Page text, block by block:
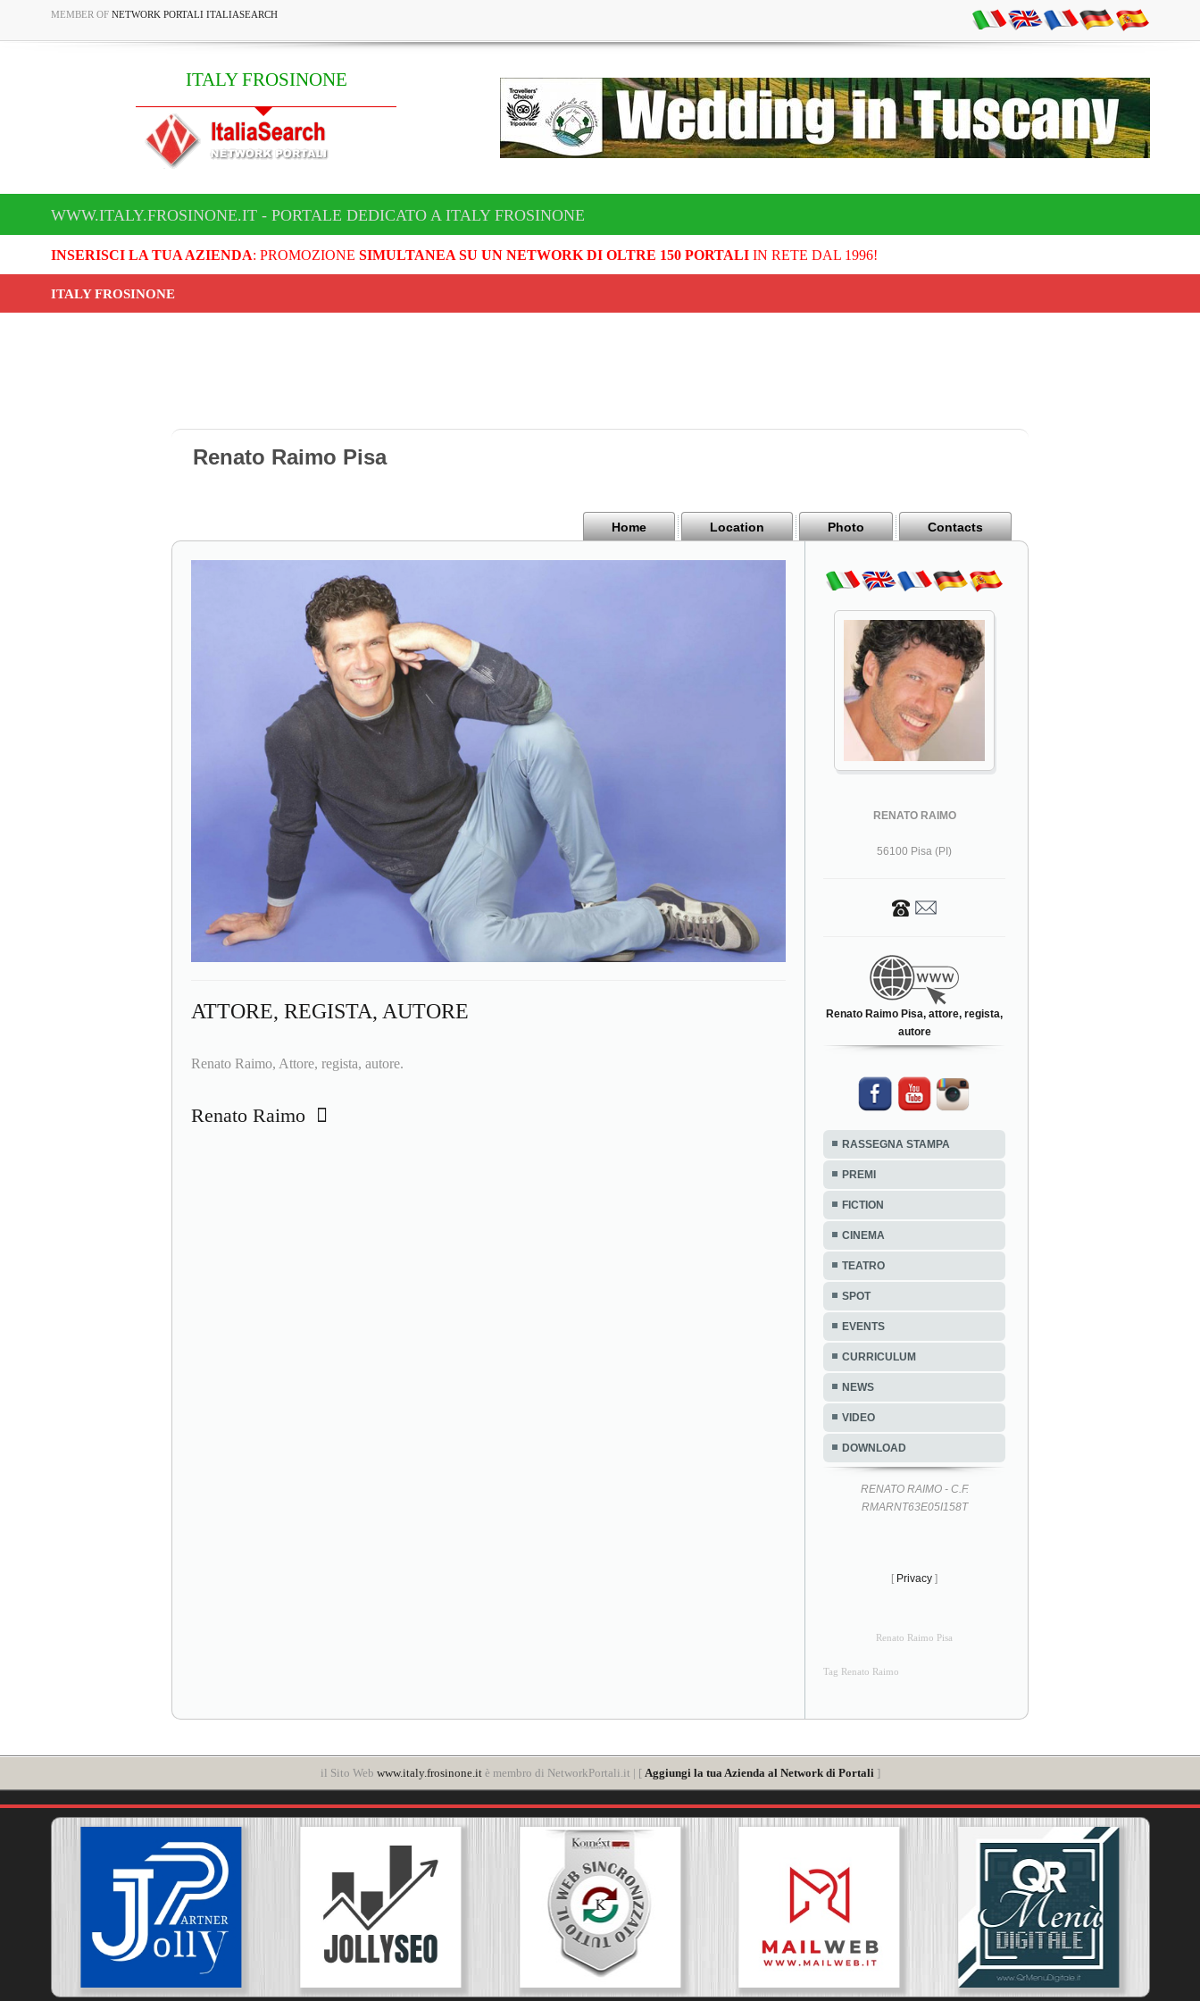
MEMBER OF NETWORK PORTALI ITALIASEARCH
ITALY FROSINONE
WWW.ITALY.FROSINONE.IT - PORTALE DEDICATO A ITALY FROSINONE
INSERISCI LA TUA AZIENDA: PROMOZIONE SIMULTANEA SU UN NETWORK DI OLTRE 150 PORTALIIN RETE DAL 1996!
ITALY FROSINONE
Renato Raimo Pisa
Home Location Photo Contacts
ATTORE, REGISTA, AUTORE
Renato Raimo, Attore, regista, autore.
Renato Raimo
RENATO RAIMO
56100 Pisa (PI)
Renato Raimo Pisa, attore, regista,
autore
RASSEGNA STAMPA
PREMI
FICTION
CINEMA
TEATRO
SPOT
EVENTS
CURRICULUM
NEWS
VIDEO
DOWNLOAD
RENATO RAIMO - C.F.
RMARNT63E05I158T
[ Privacy ]
Renato Raimo Pisa
Tag Renato Raimo
il Sito Web www.italy.frosinone.itè membro di NetworkPortali.it | [ Aggiungi la tua Azienda al Network di Portali ]